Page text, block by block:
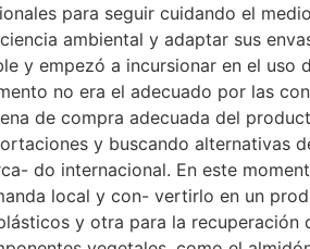
para seguir cuidando el
ambiental y adaptar sus
y empezó a incursionar en el uso
no era el adecuado por las
de compra adecuada del
y buscando alternativas
do internacional. En este
local y con- vertirlo en un
y otra para la recuperación